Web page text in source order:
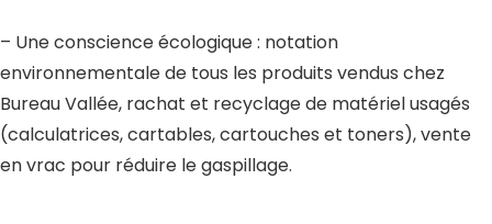
– Une conscience écologique : notation
environnementale de tous les produits vendus chez
Bureau Vallée, rachat et recyclage de matériel usagés
(calculatrices, cartables, cartouches et toners), vente
en vrac pour réduire le gaspillage.